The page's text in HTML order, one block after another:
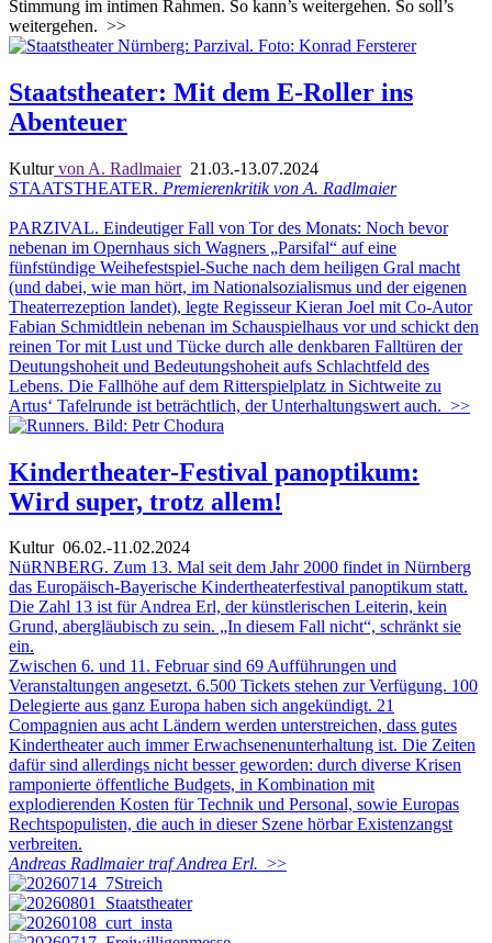
Stimmung im intimen Rahmen. So kann’s weitergehen. So soll’s
weitergehen. >>
Staatstheater: Mit dem E-Roller ins
Abenteuer
Kulturvon A. Radlmaier21.03.-13.07.2024
STAATSTHEATER. Premierenkritik von A. Radlmaier
PARZIVAL. Eindeutiger Fall von Tor des Monats: Noch bevor
nebenan im Opernhaus sich Wagners „Parsifal“ auf eine
fünfstündige Weihefestspiel-Suche nach dem heiligen Gral macht
(und dabei, wie man hört, im Nationalsozialismus und der eigenen
Theaterrezeption landet), legte Regisseur Kieran Joel mit Co-Autor
Fabian Schmidtlein nebenan im Schauspielhaus vor und schickt den
reinen Tor mit Lust und Tücke durch alle denkbaren Falltüren der
Deutungshoheit und Bedeutungshoheit aufs Schlachtfeld des
Lebens. Die Fallhöhe auf dem Ritterspielplatz in Sichtweite zu
Artus‘ Tafelrunde ist beträchtlich, der Unterhaltungswert auch. >>
Kindertheater-Festival panoptikum:
Wird super, trotz allem!
Kultur06.02.-11.02.2024
NüRNBERG. Zum 13. Mal seit dem Jahr 2000 findet in Nürnberg
das Europäisch-Bayerische Kindertheaterfestival panoptikum statt.
Die Zahl 13 ist für Andrea Erl, der künstlerischen Leiterin, kein
Grund, abergläubisch zu sein. „In diesem Fall nicht“, schränkt sie
ein.
Zwischen 6. und 11. Februar sind 69 Aufführungen und
Veranstaltungen angesetzt. 6.500 Tickets stehen zur Verfügung. 100
Delegierte aus ganz Europa haben sich angekündigt. 21
Compagnien aus acht Ländern werden unterstreichen, dass gutes
Kindertheater auch immer Erwachsenenunterhaltung ist. Die Zeiten
dafür sind allerdings nicht besser geworden: durch diverse Krisen
ramponierte öffentliche Budgets, in Kombination mit
explodierenden Kosten für Technik und Personal, sowie Europas
Rechtspopulisten, die auch in dieser Szene hörbar Existenzangst
verbreiten.
Andreas Radlmaier traf Andrea Erl. >>